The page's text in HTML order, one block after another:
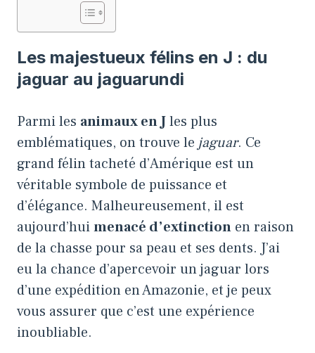
Les majestueux félins en J : du
jaguar au jaguarundi
Parmi les animaux en Jles plus
emblématiques, on trouve le jaguar. Ce
grand félin tacheté d’Amérique est un
véritable symbole de puissance et
d’élégance. Malheureusement, il est
aujourd’huimenacé d’extinction en raison
de la chasse pour sa peau et ses dents. J’ai
eu la chance d’apercevoir un jaguar lors
d’une expédition en Amazonie, et je peux
vous assurer que c’est une expérience
inoubliable.